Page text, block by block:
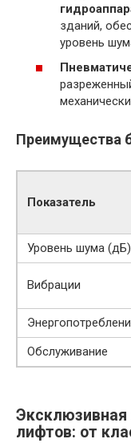
зданий,
уровень
Преимущества
Показатель
Уровень шума (дБ)
Вибрации
Обслуживание
Эксклюзивная
лифтов: от